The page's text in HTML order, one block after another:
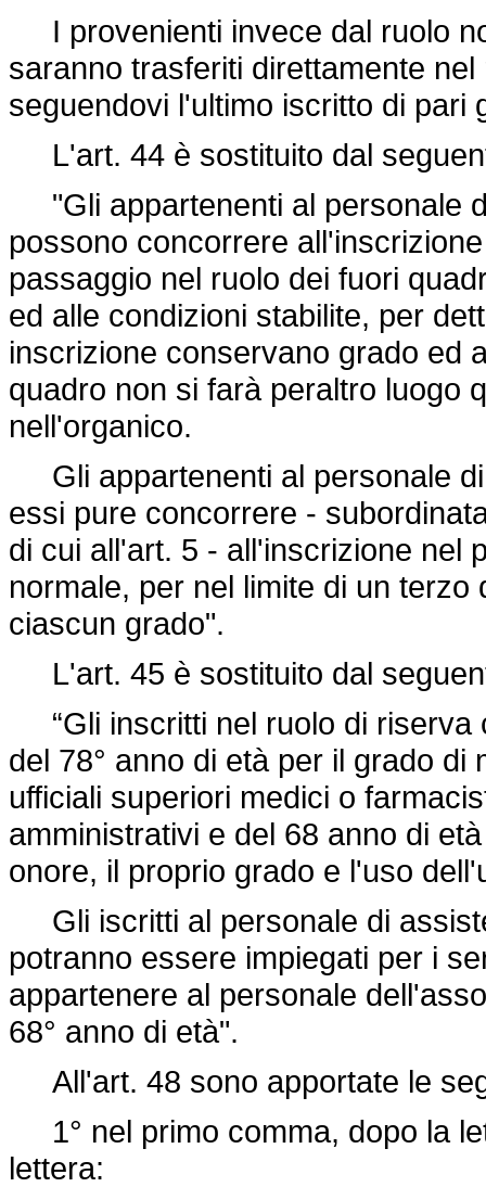
I provenienti invece dal ruolo
saranno trasferiti direttamente
seguendovi l'ultimo iscritto di pari
L'art. 44 è sostituito dal
"Gli appartenenti al personale
possono concorrere
passaggio nel ruolo dei fuori
ed alle condizioni stabilite, per
inscrizione conservano grado ed
quadro non si farà peraltro luogo
nell'organico.
Gli appartenenti al personale
essi pure concorrere -
di cui all'art. 5 - all'inscrizione nel
normale, per nel limite di un
ciascun grado".
L'art. 45 è sostituito dal
“Gli inscritti nel ruolo di riserva
del 78° anno di età per il grado di
ufficiali superiori medici o
amministrativi e del 68 anno di
onore, il proprio grado e l'uso
Gli iscritti al personale di
potranno essere impiegati per i
appartenere al personale
68° anno di età".
All'art. 48 sono apportate le
1° nel primo comma, dopo la
lettera: